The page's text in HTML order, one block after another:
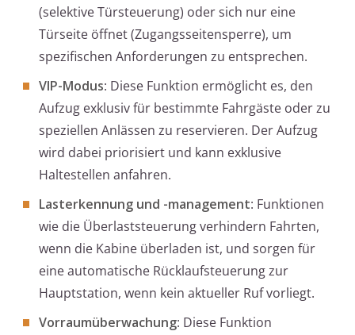
(selektive Türsteuerung) oder sich nur eine
Türseite öffnet (Zugangsseitensperre), um
spezifischen Anforderungen zu entsprechen.
VIP-Modus: Diese Funktion ermöglicht es, den
Aufzug exklusiv für bestimmte Fahrgäste oder zu
speziellen Anlässen zu reservieren. Der Aufzug
wird dabei priorisiert und kann exklusive
Haltestellen anfahren.
Lasterkennung und -management: Funktionen
wie die Überlaststeuerung verhindern Fahrten,
wenn die Kabine überladen ist, und sorgen für
eine automatische Rücklaufsteuerung zur
Hauptstation, wenn kein aktueller Ruf vorliegt.
Vorraumüberwachung: Diese Funktion